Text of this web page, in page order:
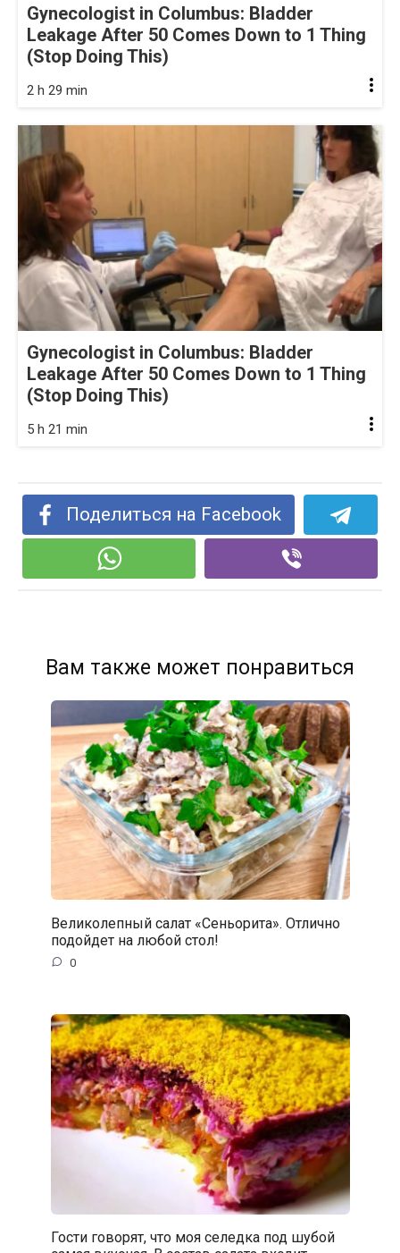
Gynecologist in Columbus: Bladder
Leakage After 50 Comes Down to 1 Thing
(Stop Doing This)
2 h 29 min
Gynecologist in Columbus: Bladder
Leakage After 50 Comes Down to 1 Thing
(Stop Doing This)
5 h 21 min
Поделиться на Facebook
Вам также может понравиться
Великолепный cалат «Сеньорита». Отлично
подойдет на любой стол!
0
Гости говорят, что моя селедка под шубой